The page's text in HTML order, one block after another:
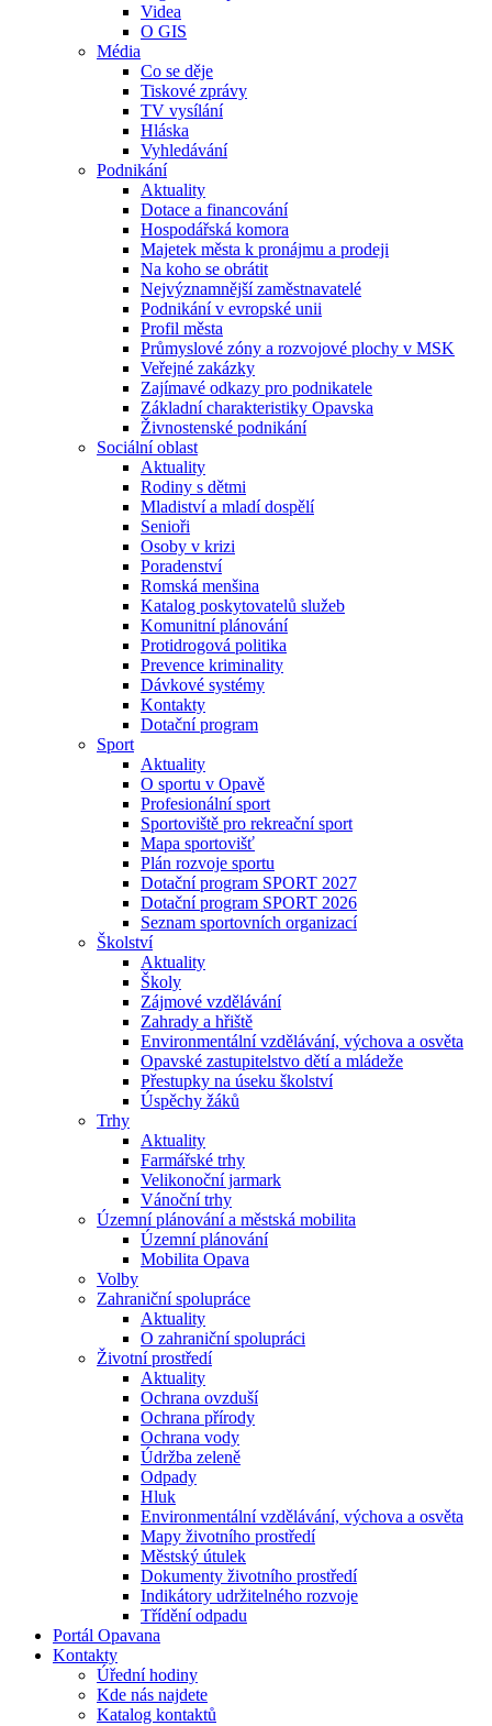
Videa
O GIS
Média
Co se děje
Tiskové zprávy
TV vysílání
Hláska
Vyhledávání
Podnikání
Aktuality
Dotace a financování
Hospodářská komora
Majetek města k pronájmu a prodeji
Na koho se obrátit
Nejvýznamnější zaměstnavatelé
Podnikání v evropské unii
Profil města
Průmyslové zóny a rozvojové plochy v MSK
Veřejné zakázky
Zajímavé odkazy pro podnikatele
Základní charakteristiky Opavska
Živnostenské podnikání
Sociální oblast
Aktuality
Rodiny s dětmi
Mladiství a mladí dospělí
Senioři
Osoby v krizi
Poradenství
Romská menšina
Katalog poskytovatelů služeb
Komunitní plánování
Protidrogová politika
Prevence kriminality
Dávkové systémy
Kontakty
Dotační program
Sport
Aktuality
O sportu v Opavě
Profesionální sport
Sportoviště pro rekreační sport
Mapa sportovišť
Plán rozvoje sportu
Dotační program SPORT 2027
Dotační program SPORT 2026
Seznam sportovních organizací
Školství
Aktuality
Školy
Zájmové vzdělávání
Zahrady a hřiště
Environmentální vzdělávání, výchova a osvěta
Opavské zastupitelstvo dětí a mládeže
Přestupky na úseku školství
Úspěchy žáků
Trhy
Aktuality
Farmářské trhy
Velikonoční jarmark
Vánoční trhy
Územní plánování a městská mobilita
Územní plánování
Mobilita Opava
Volby
Zahraniční spolupráce
Aktuality
O zahraniční spolupráci
Životní prostředí
Aktuality
Ochrana ovzduší
Ochrana přírody
Ochrana vody
Údržba zeleně
Odpady
Hluk
Environmentální vzdělávání, výchova a osvěta
Mapy životního prostředí
Městský útulek
Dokumenty životního prostředí
Indikátory udržitelného rozvoje
Třídění odpadu
Portál Opavana
Kontakty
Úřední hodiny
Kde nás najdete
Katalog kontaktů